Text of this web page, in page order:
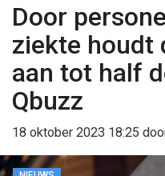
Door
ziekte houdt
aan tot half
Qbuzz
18 oktober 2023 18:25